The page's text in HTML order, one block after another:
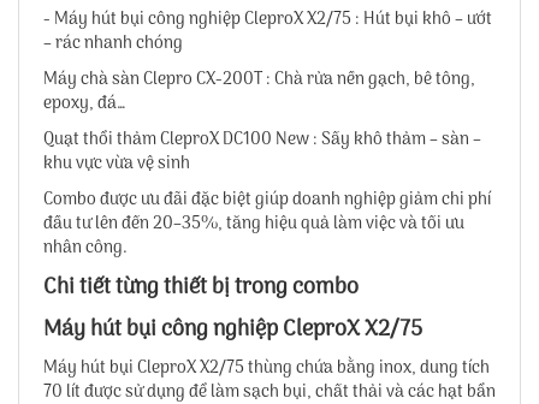
- Máy hút bụi công nghiệp CleproX X2/75 : Hút bụi khô – ướt
– rác nhanh chóng
Máy chà sàn Clepro CX-200T : Chà rửa nền gạch, bê tông,
epoxy, đá…
Quạt thổi thảm CleproX DC100 New : Sấy khô thảm – sàn –
khu vực vừa vệ sinh
Combo được ưu đãi đặc biệt giúp doanh nghiệp giảm chi phí
đầu tư lên đến 20–35%, tăng hiệu quả làm việc và tối ưu
nhân công.
Chi tiết từng thiết bị trong combo
Máy hút bụi công nghiệp CleproX X2/75
Máy hút bụi CleproX X2/75 thùng chứa bằng inox, dung tích
70 lít được sử dụng để làm sạch bụi, chất thải và các hạt bẩn